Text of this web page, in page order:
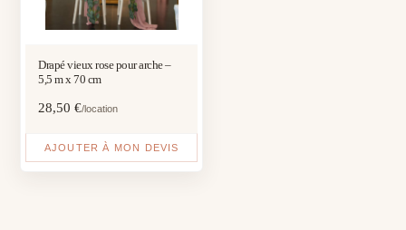
Drapé vieux rose pour arche –
5,5 m x 70 cm
28,50€/location
AJOUTER À MON DEVIS